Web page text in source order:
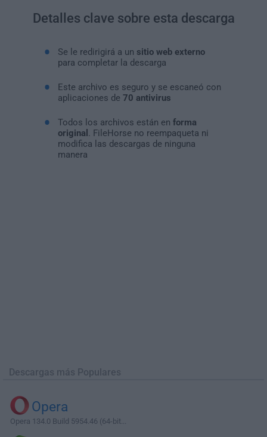
Detalles clave sobre esta descarga
Se le redirigirá a un sitio web externo
para completar la descarga
Este archivo es seguro y se escaneó con
aplicaciones de 70 antivirus
Todos los archivos están en forma
original
. FileHorse no reempaqueta ni
modifica las descargas de ninguna
manera
Descargas más Populares
Opera
Opera 134.0 Build 5954.46 (64-bit...